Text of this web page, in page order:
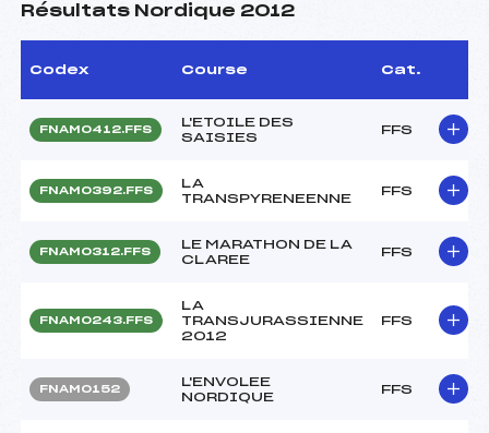
Résultats Nordique 2012
Codex Course Cat.
FNAM0412.FFS
L'ETOILE DES
SAISIES
FFS
FNAM0392.FFS
LA
TRANSPYRENEENNE
FFS
FNAM0312.FFS
LE MARATHON DE LA
CLAREE
FFS
FNAM0243.FFS
LA
TRANSJURASSIENNE
2012
FFS
FNAM0152
L'ENVOLEE
NORDIQUE
FFS